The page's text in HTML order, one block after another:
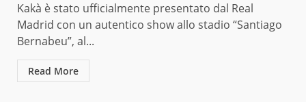
Kakà è stato ufficialmente presentato dal Real
Madrid con un autentico show allo stadio “Santiago
Bernabeu”, al...
Read More